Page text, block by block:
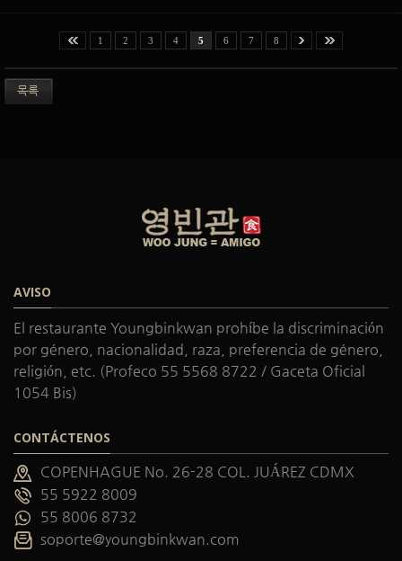
1 2 3 4 5 6 7 8
목록
AVISO
El restaurante Youngbinkwan prohíbe la discriminación
por género, nacionalidad, raza, preferencia de género,
religión, etc. (Profeco 55 5568 8722 / Gaceta Oficial
1054 Bis)
CONTÁCTENOS
COPENHAGUE No. 26-28 COL. JUÁREZ CDMX
55 5922 8009
55 8006 8732
soporte@youngbinkwan.com